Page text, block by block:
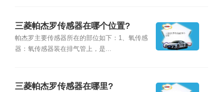
三菱帕杰罗传感器在哪个位置?
帕杰罗主要传感器所在的部位如下：1、氧传感
器：氧传感器装在排气管上，是...
三菱帕杰罗传感器在哪里?